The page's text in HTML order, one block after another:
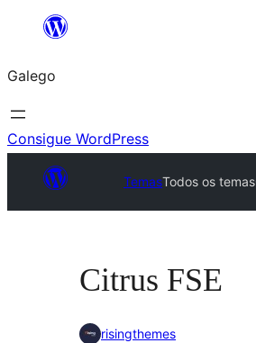
Saltar
contido
Galego
Consigue WordPress
TemasTodos os temas
Citrus FSE
risingthemes